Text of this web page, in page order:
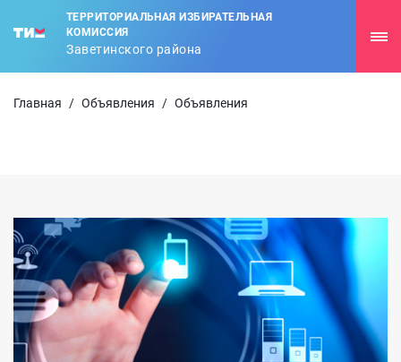
ТЕРРИТОРИАЛЬНАЯ ИЗБИРАТЕЛЬНАЯ
КОМИССИЯ
Заветинского района
Главная / Объявления / Объявления